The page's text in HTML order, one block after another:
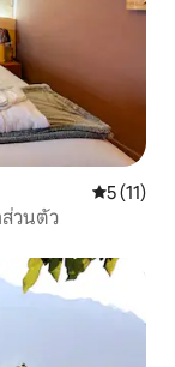
คะแนนเฉ
5 (11)
ส่วนตัว